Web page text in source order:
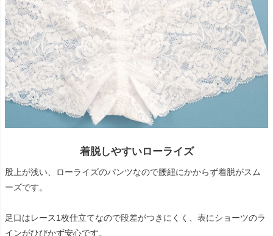
着脱しやすいローライズ
股上が浅い、ローライズのパンツなので腰紐にかからず着脱がスム
ーズです。
足口はレース1枚仕立てなので段差がつきにくく、表にショーツのラ
インがひびかず安心です。